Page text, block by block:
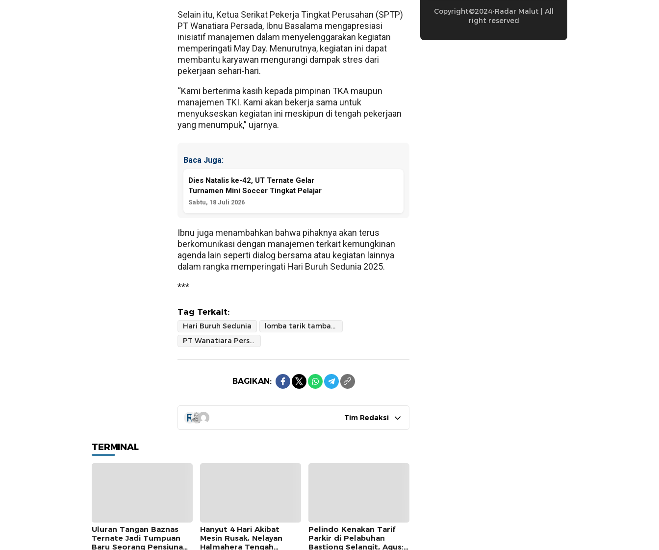
Selain itu, Ketua Serikat Pekerja Tingkat Perusahan (SPTP)
PT Wanatiara Persada, Ibnu Basalama mengapresiasi
inisiatif manajemen dalam menyelenggarakan kegiatan
memperingati May Day. Menurutnya, kegiatan ini dapat
membantu karyawan mengurangi dampak stres dari
pekerjaan sehari-hari.
“Kami berterima kasih kepada pimpinan TKA maupun
manajemen TKI. Kami akan bekerja sama untuk
menyukseskan kegiatan ini meskipun di tengah pekerjaan
yang menumpuk,” ujarnya.
Baca Juga:
Dies Natalis ke-42, UT Ternate Gelar
Turnamen Mini Soccer Tingkat Pelajar
Sabtu, 18 Juli 2026
Ibnu juga menambahkan bahwa pihaknya akan terus
berkomunikasi dengan manajemen terkait kemungkinan
agenda lain seperti dialog bersama atau kegiatan lainnya
dalam rangka memperingati Hari Buruh Sedunia 2025.
***
Tag Terkait:
Hari Buruh Sedunia
lomba tarik tambang
PT Wanatiara Persada
BAGIKAN:
Tim Redaksi
TERMINAL
Uluran Tangan Baznas
Ternate Jadi Tumpuan
Baru Seorang Pensiunan
Hanyut 4 Hari Akibat
Mesin Rusak, Nelayan
Halmahera Tengah
Pelindo Kenakan Tarif
Parkir di Pelabuhan
Bastiong Selangit, Agus:
Copyright©2024-Radar Malut | All
right reserved